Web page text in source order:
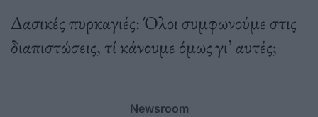
Δασικές πυρκαγιές: Όλοι συμφωνούμε στις
διαπιστώσεις, τί κάνουμε όμως γι’ αυτές;
Newsroom